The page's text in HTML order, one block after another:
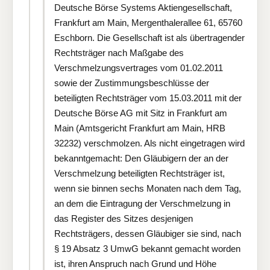
Deutsche Börse Systems Aktiengesellschaft,
Frankfurt am Main, Mergenthalerallee 61, 65760
Eschborn. Die Gesellschaft ist als übertragender
Rechtsträger nach Maßgabe des
Verschmelzungsvertrages vom 01.02.2011
sowie der Zustimmungsbeschlüsse der
beteiligten Rechtsträger vom 15.03.2011 mit der
Deutsche Börse AG mit Sitz in Frankfurt am
Main (Amtsgericht Frankfurt am Main, HRB
32232) verschmolzen. Als nicht eingetragen wird
bekanntgemacht: Den Gläubigern der an der
Verschmelzung beteiligten Rechtsträger ist,
wenn sie binnen sechs Monaten nach dem Tag,
an dem die Eintragung der Verschmelzung in
das Register des Sitzes desjenigen
Rechtsträgers, dessen Gläubiger sie sind, nach
§ 19 Absatz 3 UmwG bekannt gemacht worden
ist, ihren Anspruch nach Grund und Höhe